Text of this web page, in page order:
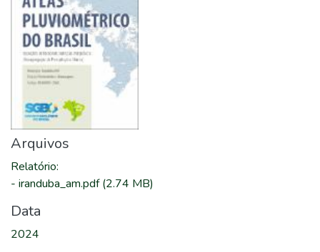
Arquivos
Relatório:
- iranduba_am.pdf(2.74 MB)
Data
2024